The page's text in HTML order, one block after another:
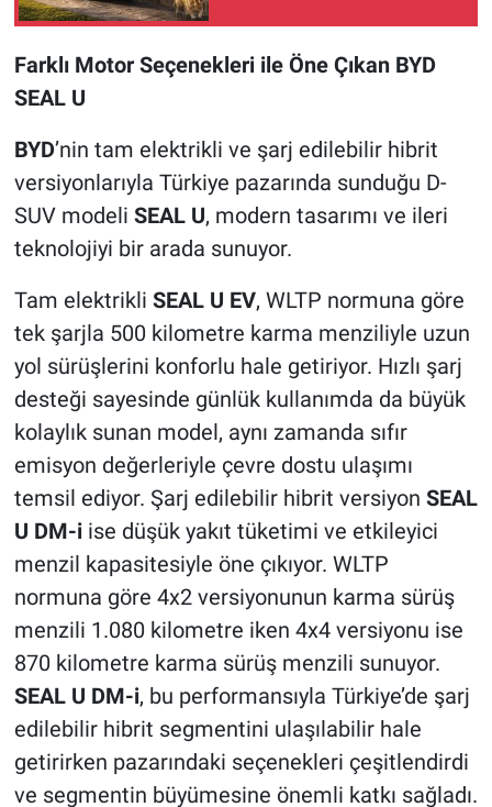
Farklı Motor Seçenekleri ile Öne Çıkan BYD
SEAL U
BYD’nin tam elektrikli ve şarj edilebilir hibrit
versiyonlarıyla Türkiye pazarında sunduğu D-
SUV modeli SEAL U, modern tasarımı ve ileri
teknolojiyi bir arada sunuyor.
Tam elektrikli SEAL U EV, WLTP normuna göre
tek şarjla 500 kilometre karma menziliyle uzun
yol sürüşlerini konforlu hale getiriyor. Hızlı şarj
desteği sayesinde günlük kullanımda da büyük
kolaylık sunan model, aynı zamanda sıfır
emisyon değerleriyle çevre dostu ulaşımı
temsil ediyor. Şarj edilebilir hibrit versiyon SEAL
U DM-iise düşük yakıt tüketimi ve etkileyici
menzil kapasitesiyle öne çıkıyor. WLTP
normuna göre 4x2 versiyonunun karma sürüş
menzili 1.080 kilometre iken 4x4 versiyonu ise
870 kilometre karma sürüş menzili sunuyor.
SEAL U DM-i, bu performansıyla Türkiye’de şarj
edilebilir hibrit segmentini ulaşılabilir hale
getirirken pazarındaki seçenekleri çeşitlendirdi
ve segmentin büyümesine önemli katkı sağladı.